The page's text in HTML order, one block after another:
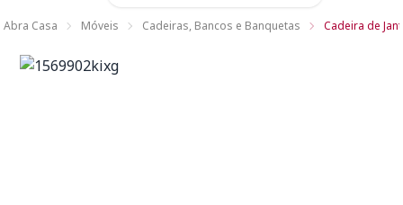
Abra Casa Móveis Cadeiras, Bancos e Banquetas Cadeira de